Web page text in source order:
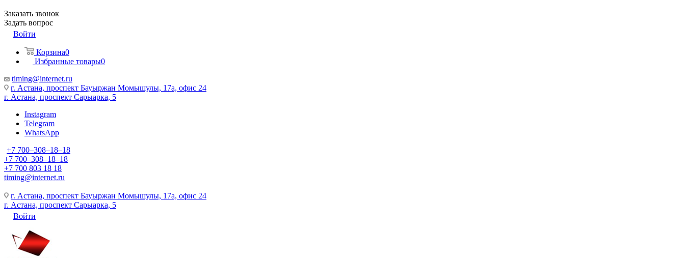
Заказать звонок
Задать вопрос
Войти
Корзина0
Избранные товары0
timing@internet.ru
г. Астана, проспект Бауыржан Момышулы, 17а, офис 24
г. Астана, проспект Сарыарка, 5
Instagram
Telegram
WhatsApp
+7 700‒308‒18‒18
+7 700‒308‒18‒18
+7 700 803 18 18
timing@internet.ru
г. Астана, проспект Бауыржан Момышулы, 17а, офис 24
г. Астана, проспект Сарыарка, 5
Войти